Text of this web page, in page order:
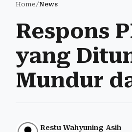
Home/News
Respons
yang
Mundur
Restu Wahyuning Asih